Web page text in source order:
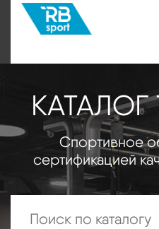
Спортивное
сертификацией